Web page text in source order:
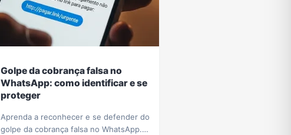
Golpe da cobrança falsa no
WhatsApp: como identificar e se
proteger
Aprenda a reconhecer e se defender do
golpe da cobrança falsa no WhatsApp.